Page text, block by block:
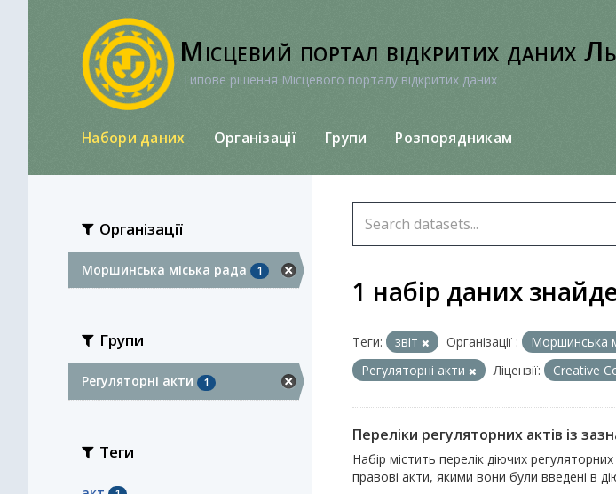
Місцевий портал відкритих даних
Типове рішення Місцевого порталу відкритих даних
Набори даних Організації Групи Розпорядникам
Організації
Моршинська міська рада 1
Групи
Регуляторні акти 1
Теги
1 набір даних
Теги: звіт Організації : Моршинська
Регуляторні акти
Ліцензії: Creative
Переліки регуляторних актів із
Набір містить перелік діючих
правові акти, якими вони були введені в